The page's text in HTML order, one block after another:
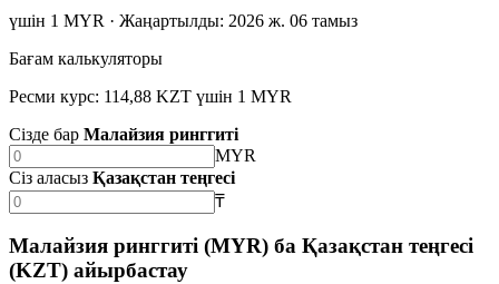
үшін 1 MYR · Жаңартылды: 2026 ж. 06 тамыз
Бағам калькуляторы
Ресми курс: 114,88 KZT үшін 1 MYR
Сізде бар Малайзия ринггиті
MYR
Сіз аласыз Қазақстан теңгесі
₸
Малайзия ринггиті (MYR) ба Қазақстан теңгесі
(KZT) айырбастау